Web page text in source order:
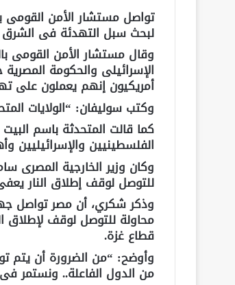
تواصل مستشار الأمن القومى
لبحث سبل التهدئة فى
وقال مستشار الأمن القومى
الإسرائيلى والحكومة
أمريكيون إنهم يعملون على
وكتب سوليفان: “الولايات
الفلسطينيين والإسرائيليين
وكان وزير الخارجية
للتوصل لوقف إطلاق النار
وذكر شكري، أن مصر تواصل
محاولة للتوصل لوقف لإطلاق
قطاع غزة.
وأوضح: “من الضرورة أن يتم
من الدول الفاعلة.. ونستمر